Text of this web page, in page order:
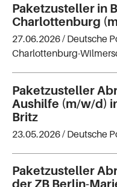
Paketzusteller in
Charlottenburg
27.06.2026 / Deutsche
Charlottenburg-
Paketzusteller
Aushilfe (m/w/d)
Britz
23.05.2026 / Deutsche
Paketzusteller